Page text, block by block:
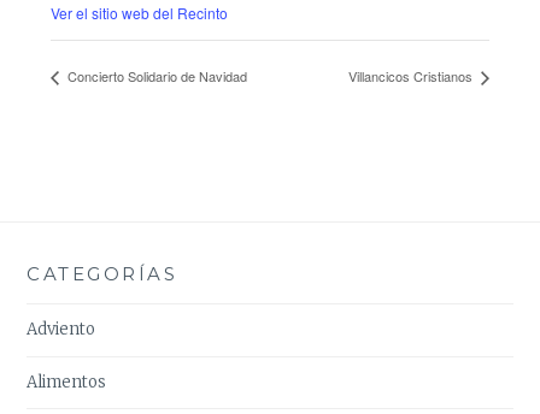
Ver el sitio web del Recinto
Concierto Solidario de Navidad Villancicos Cristianos
CATEGORÍAS
Adviento
Alimentos